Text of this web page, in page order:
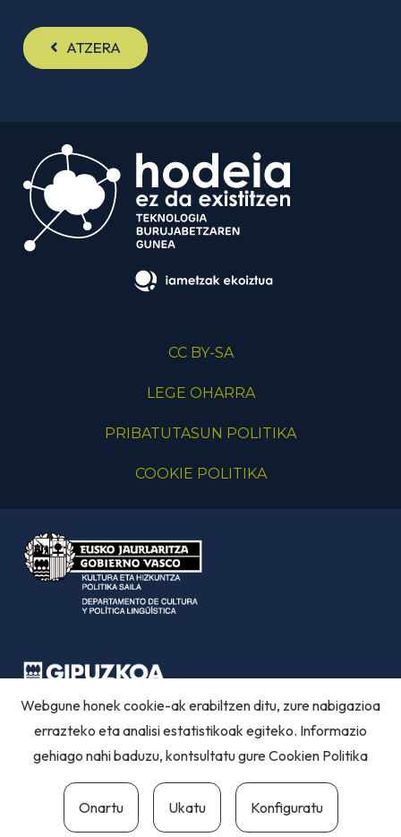
ATZERA
CC BY-SA
LEGE OHARRA
PRIBATUTASUN POLITIKA
COOKIE POLITIKA
Webgune honek cookie-ak erabiltzen ditu, zure nabigazioa
errazteko eta analisi estatistikoak egiteko. Informazio
gehiago nahi baduzu, kontsultatu gureCookien Politika
Onartu Ukatu Konfiguratu